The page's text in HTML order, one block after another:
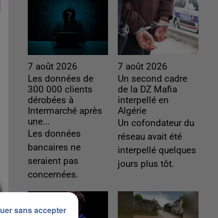
7 août 2026
Les données de
300 000 clients
dérobées à
Intermarché après
une...
Les données
bancaires ne
seraient pas
concernées.
7 août 2026
Un second cadre
de la DZ Mafia
interpellé en
Algérie
Un cofondateur du
réseau avait été
interpellé quelques
jours plus tôt.
sans accepter